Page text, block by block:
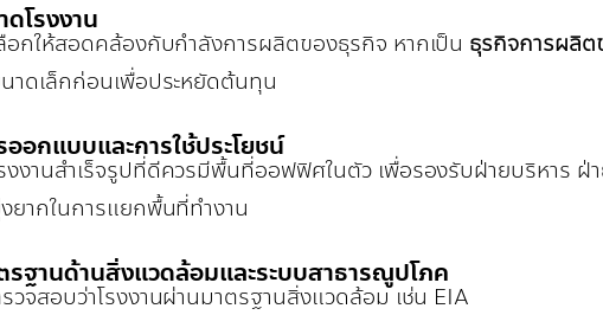
โรงงาน
อกให้สอดคล้องกับกำลังการผลิตของธุรกิจ หากเป็น ธุรกิจการผลิต
าดเล็กก่อนเพื่อประหยัดต้นทุน
อกแบบและการใช้ประโยชน์
งงานสำเร็จรูปที่ดีควรมีพื้นที่ออฟฟิศในตัว เพื่อรองรับฝ่ายบริหาร
ยากในการแยกพื้นที่ทำงาน
รฐานด้านสิ่งแวดล้อมและระบบสาธารณูปโภค
วจสอบว่าโรงงานผ่านมาตรฐานสิ่งแวดล้อม เช่น EIA